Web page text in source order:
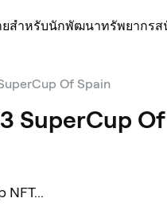
สำหรับนักพัฒนาทรัพยากรส
Of Spain
SuperCup Of
NFT...